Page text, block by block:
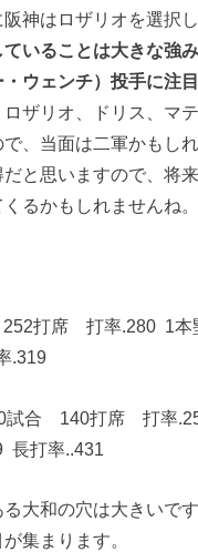
神はロザリオを選択
ていることは大きな強み
ウェンチ）投手に注
ザリオ、ドリス、マ
、当面は二軍かもし
と思いますので、将
るかもしれませんね。
打席 打率.280 1
.319
試合 140打席 打率
打率..431
大和の穴は大きいで
集まります。